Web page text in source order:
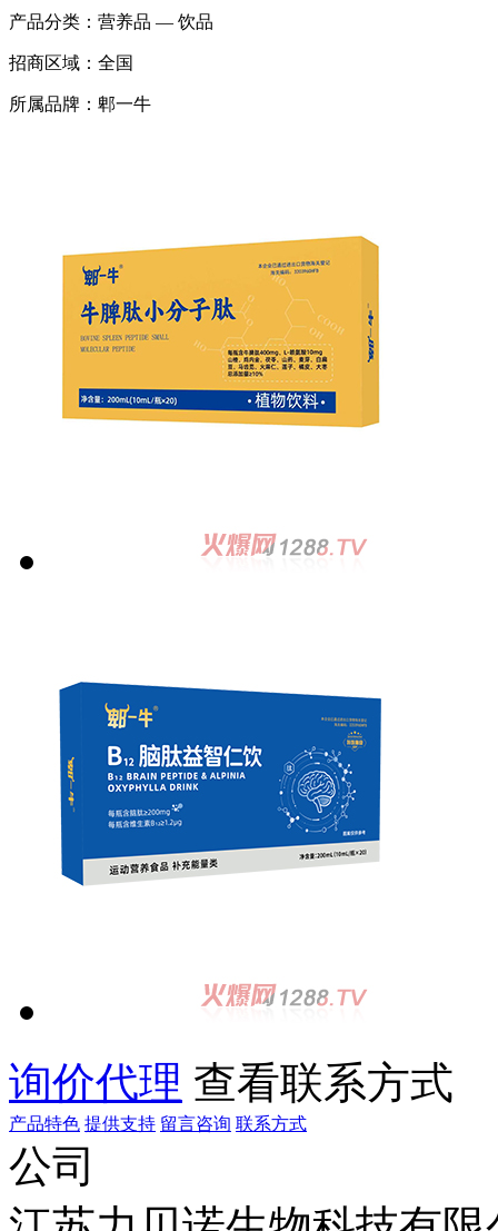
产品分类： 营养品 — 饮品
招商区域： 全国
所属品牌： 郫一牛
询价代理 查看联系方式
产品特色 提供支持 留言咨询 联系方式
公司